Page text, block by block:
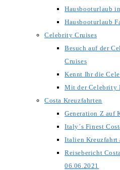
Hausbooturlaub
Hausbooturlaub
Celebrity Cruises
Besuch auf der
Cruises
Kennt Ihr die
Mit der Celebrity
Costa Kreuzfahrten
Generation Z auf
Italy´s Finest
Italien Kreuzfahrt
Reisebericht
06.06.2021